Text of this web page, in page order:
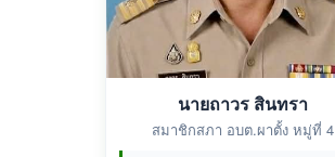
นายถาวร สินทรา
สมาชิกสภา อบต.ผาตั้ง หมู่ที่ 4